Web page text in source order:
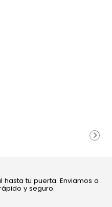
tu puerta. Enviamos a
y seguro.